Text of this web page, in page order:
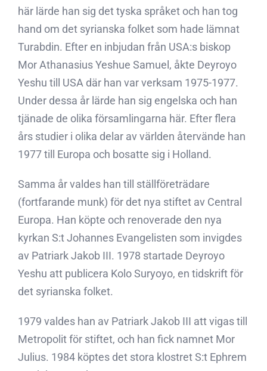
här lärde han sig det tyska språket och han tog
hand om det syrianska folket som hade lämnat
Turabdin. Efter en inbjudan från USA:s biskop
Mor Athanasius Yeshue Samuel, åkte Deyroyo
Yeshu till USA där han var verksam 1975-1977.
Under dessa år lärde han sig engelska och han
tjänade de olika församlingarna här. Efter flera
års studier i olika delar av världen återvände han
1977 till Europa och bosatte sig i Holland.
Samma år valdes han till ställföreträdare
(fortfarande munk) för det nya stiftet av Central
Europa. Han köpte och renoverade den nya
kyrkan S:t Johannes Evangelisten som invigdes
av Patriark Jakob III. 1978 startade Deyroyo
Yeshu att publicera Kolo Suryoyo, en tidskrift för
det syrianska folket.
1979 valdes han av Patriark Jakob III att vigas till
Metropolit för stiftet, och han fick namnet Mor
Julius. 1984 köptes det stora klostret S:t Ephrem